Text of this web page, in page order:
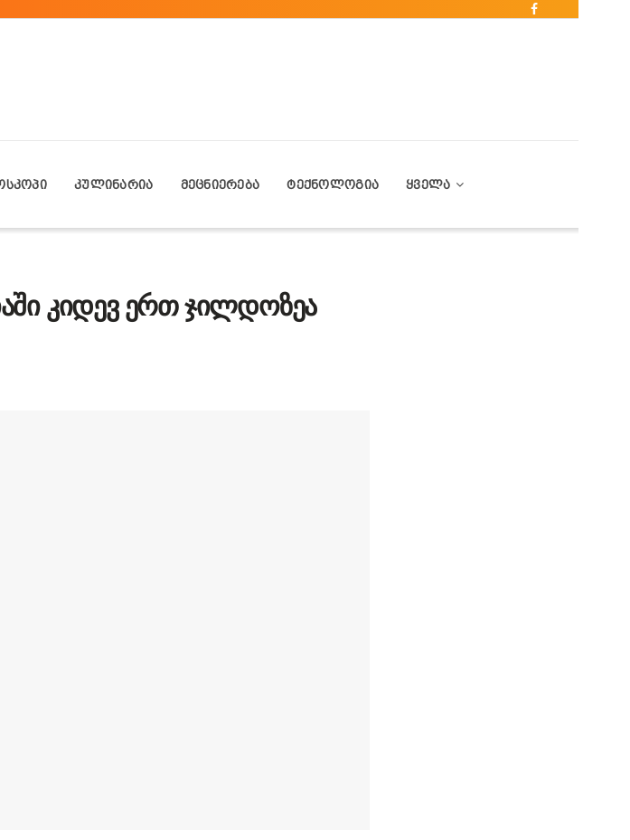
ᲙᲣᲚᲘᲜᲐᲠᲘᲐ ᲛᲔᲪᲜᲘᲔᲠᲔᲑᲐ ᲢᲔᲥᲜᲝᲚᲝᲒᲘᲐ ᲧᲕᲔᲚᲐ
კიდევ ერთ ჯილდოზეა